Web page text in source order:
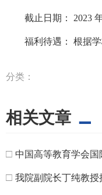
截止日期： 2023
福利待遇： 根据
分类：
相关文章
□ 中国高等教育学会
□ 我院副院长丁纯教